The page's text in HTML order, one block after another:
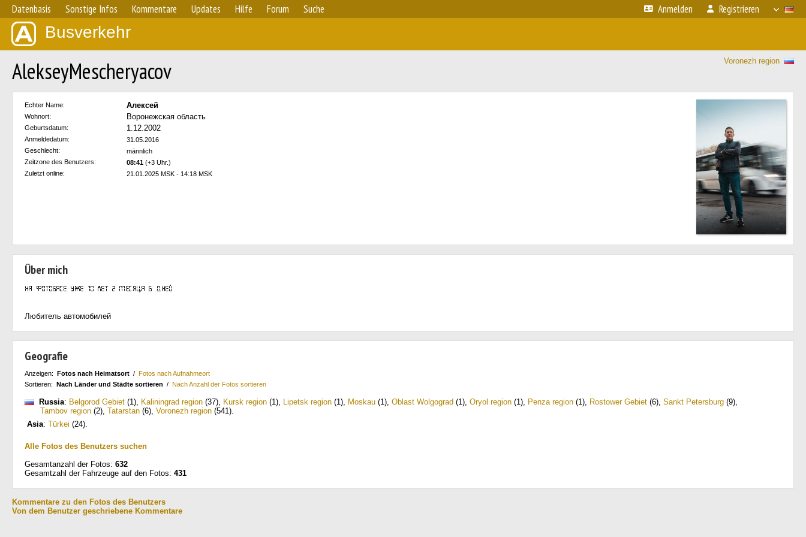
Datenbasis Sonstige Infos Kommentare Updates Hilfe Forum Suche Anmelden Registrieren
Busverkehr
Voronezh region
AlekseyMescheryacov
Echter Name: Алексей
Wohnort: Воронежская область
Geburtsdatum: 1.12.2002
Anmeldedatum:
31.05.2016
Geschlecht:
männlich
Zeitzone des Benutzers:
08:41 (+3 Uhr.)
Zuletzt online:
21.01.2025 MSK - 14:18 MSK
Über mich
Любитель автомобилей
Geografie
Anzeigen: Fotos nach Heimatsort / Fotos nach Aufnahmeort
Sortieren: Nach Länder und Städte sortieren / Nach Anzahl der Fotos sortieren
Russia: Belgorod Gebiet (1), Kaliningrad region (37), Kursk region (1), Lipetsk region (1), Moskau (1), Oblast Wolgograd (1), Oryol region (1), Penza region (1), Rostower Gebiet (6), Sankt Petersburg (9),
Tambov region (2), Tatarstan (6), Voronezh region (541).
Asia: Türkei (24).
Alle Fotos des Benutzers suchen
Gesamtanzahl der Fotos: 632
Gesamtzahl der Fahrzeuge auf den Fotos: 431
Kommentare zu den Fotos des Benutzers
Von dem Benutzer geschriebene Kommentare